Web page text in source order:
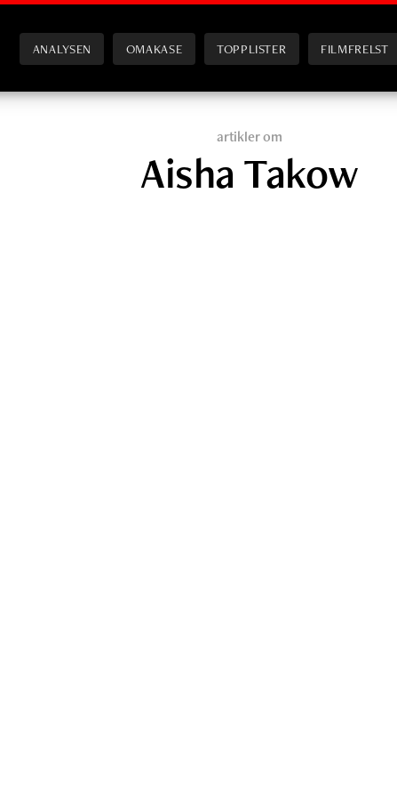
ANALYSEN OMAKASE TOPPLISTER FILMFRELST
artikler om
Aisha Takow